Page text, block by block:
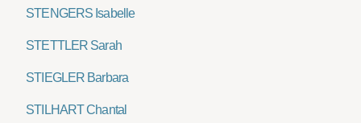
STENGERS Isabelle
STETTLER Sarah
STIEGLER Barbara
STILHART Chantal